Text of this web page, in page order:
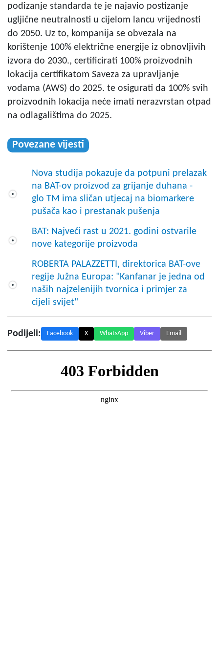
podizanje standarda te je najavio postizanje
ugljične neutralnosti u cijelom lancu vrijednosti
do 2050. Uz to, kompanija se obvezala na
korištenje 100% električne energije iz obnovljivih
izvora do 2030., certificirati 100% proizvodnih
lokacija certifikatom Saveza za upravljanje
vodama (AWS) do 2025. te osigurati da 100% svih
proizvodnih lokacija neće imati nerazvrstan otpad
na odlagalištima do 2025.
Povezane vijesti
Nova studija pokazuje da potpuni prelazak
na BAT-ov proizvod za grijanje duhana -
glo TM ima sličan utjecaj na biomarkere
pušača kao i prestanak pušenja
BAT: Najveći rast u 2021. godini ostvarile
nove kategorije proizvoda
ROBERTA PALAZZETTI, direktorica BAT-ove
regije Južna Europa: "Kanfanar je jedna od
naših najzelenijih tvornica i primjer za
cijeli svijet"
Podijeli: Facebook X WhatsApp Viber Email